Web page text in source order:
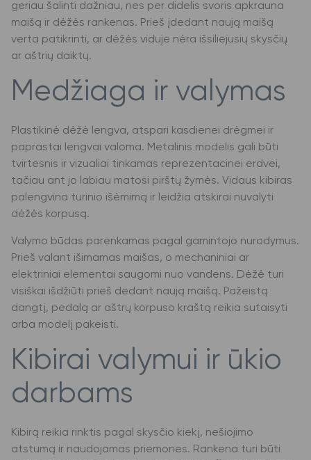
geriau šalinti dažniau, nes per didelis svoris apkrauna
maišą ir dėžės rankenas. Prieš įdedant naują maišą
verta patikrinti, ar dėžės viduje nėra išsiliejusių skysčių
ar aštrių daiktų.
Medžiaga ir valymas
Plastikinė dėžė lengva, atspari kasdienei drėgmei ir
paprastai lengvai valoma. Metalinis modelis gali būti
tvirtesnis ir vizualiai tinkamas reprezentacinei erdvei,
tačiau ant jo labiau matosi pirštų žymės. Vidaus kibiras
palengvina turinio išėmimą ir leidžia atskirai nuvalyti
dėžės korpusą.
Valymo būdas parenkamas pagal gamintojo nurodymus.
Prieš valant išimamas maišas, o mechaniniai ar
elektriniai elementai saugomi nuo vandens. Dėžė turi
visiškai išdžiūti prieš dedant naują maišą. Pažeistą
dangtį, pedalą ar aštrų korpuso kraštą reikia sutaisyti
arba modelį pakeisti.
Kibirai valymui ir ūkio
darbams
Kibirą reikia rinktis pagal skysčio kiekį, nešiojimo
atstumą ir naudojamas priemones. Rankena turi būti